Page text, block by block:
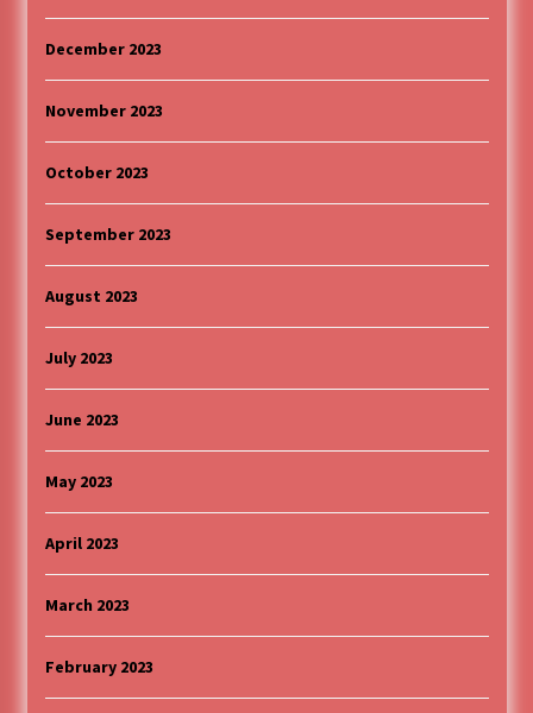
December 2023
November 2023
October 2023
September 2023
August 2023
July 2023
June 2023
May 2023
April 2023
March 2023
February 2023